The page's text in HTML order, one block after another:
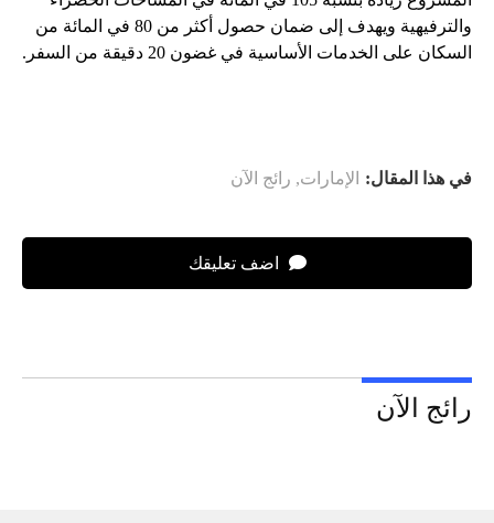
والترفيهية ويهدف إلى ضمان حصول أكثر من 80 في المائة من
السكان على الخدمات الأساسية في غضون 20 دقيقة من السفر.
في هذا المقال: الإمارات, رائج الآن
اضف تعليقك
رائج الآن